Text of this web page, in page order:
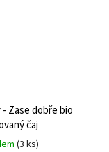
Zase dobře bio
čaj
(3 ks)